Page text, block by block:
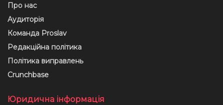
Про нас
Аудиторія
Команда Proslav
Редакційна політика
Політика виправлень
Crunchbase
Юридична інформація